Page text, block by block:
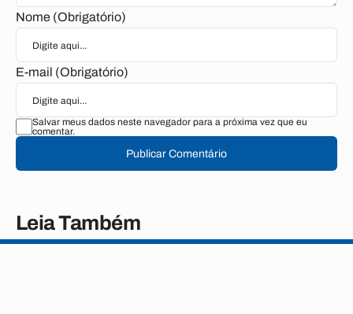
Nome (Obrigatório)
E-mail (Obrigatório)
Salvar meus dados neste navegador para a próxima vez que eu
comentar.
Publicar Comentário
Leia Também